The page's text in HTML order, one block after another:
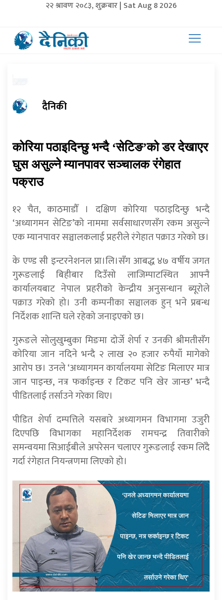
२२ श्रावण २०८३, शुक्रबार | Sat Aug 8 2026
दैनिकी
कोरिया पठाइदिन्छु भन्दै ‘सेटिङ’को डर देखाएर
घुस असुल्ने म्यानपावर सञ्चालक रंगेहात
पक्राउ
१२ चैत, काठमाडौँ । दक्षिण कोरिया पठाइदिन्छु भन्दै
‘अध्यागमन सेटिङ’को नाममा सर्वसाधारणसँग रकम असुल्ने
एक म्यानपावर सञ्चालकलाई प्रहरीले रंगेहात पक्राउ गरेको छ।
के एण्ड सी इन्टरनेशनल प्रा।लि।सँग आबद्ध ४७ वर्षीय जगत
गुरूङलाई बिहीबार दिउँसो लाजिम्पाटस्थित आफ्नै
कार्यालयबाट नेपाल प्रहरीको केन्द्रीय अनुसन्धान ब्यूरोले
पक्राउ गरेको हो। उनी कम्पनीका सञ्चालक हुन् भने प्रबन्ध
निर्देशक शान्ति घले रहेको जनाइएको छ।
गुरूङले सोलुखुम्बुका मिङमा दोर्जे शेर्पा र उनकी श्रीमतीसँग
कोरिया जान नदिने भन्दै २ लाख २० हजार रुपैयाँ मागेको
आरोप छ। उनले ‘अध्यागमन कार्यालयमा सेटिङ मिलाएर मात्र
जान पाइन्छ, नत्र फर्काइन्छ र टिकट पनि खेर जान्छ’ भन्दै
पीडितलाई तर्साउने गरेका थिए।
पीडित शेर्पा दम्पत्तिले यसबारे अध्यागमन विभागमा उजुरी
दिएपछि विभागका महानिर्देशक रामचन्द्र तिवारीको
समन्वयमा सिआईबीले अपरेसन चलाएर गुरूङलाई रकम लिँदै
गर्दा रंगेहात नियन्त्रणमा लिएको हो।